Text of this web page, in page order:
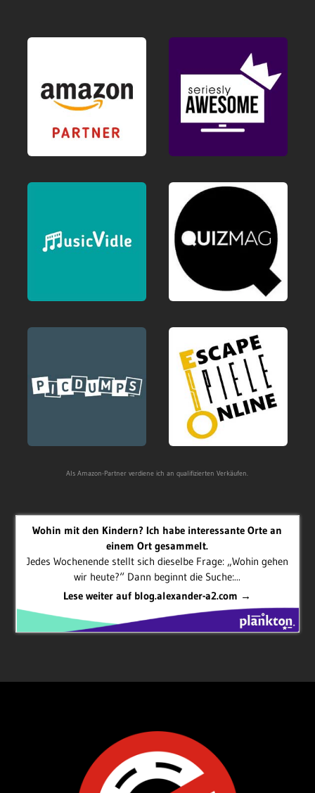
Als Amazon-Partner verdiene ich an qualifizierten Verkäufen.
Wohin mit den Kindern? Ich habe interessante Orte an
einem Ort gesammelt.
Jedes Wochenende stellt sich dieselbe Frage: „Wohin gehen
wir heute?“ Dann beginnt die Suche:...
Lese weiter auf blog.alexander-a2.com →